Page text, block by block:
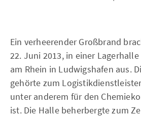
Ein verheerender Großbrand
22. Juni 2013, in einer
am Rhein in Ludwigshafen aus.
gehörte zum
unter anderem für den
ist. Die Halle beherbergte zum